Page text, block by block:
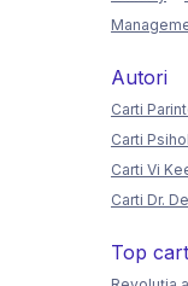
Autori
Carti
Carti
Carti Vi
Carti Dr.
Top